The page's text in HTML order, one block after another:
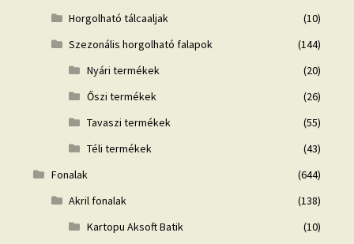
Horgolható tálcaaljak
(10)
Szezonális horgolható falapok
(144)
Nyári termékek
(20)
Őszi termékek
(26)
Tavaszi termékek
(55)
Téli termékek
(43)
Fonalak
(644)
Akril fonalak
(138)
Kartopu Aksoft Batik
(10)